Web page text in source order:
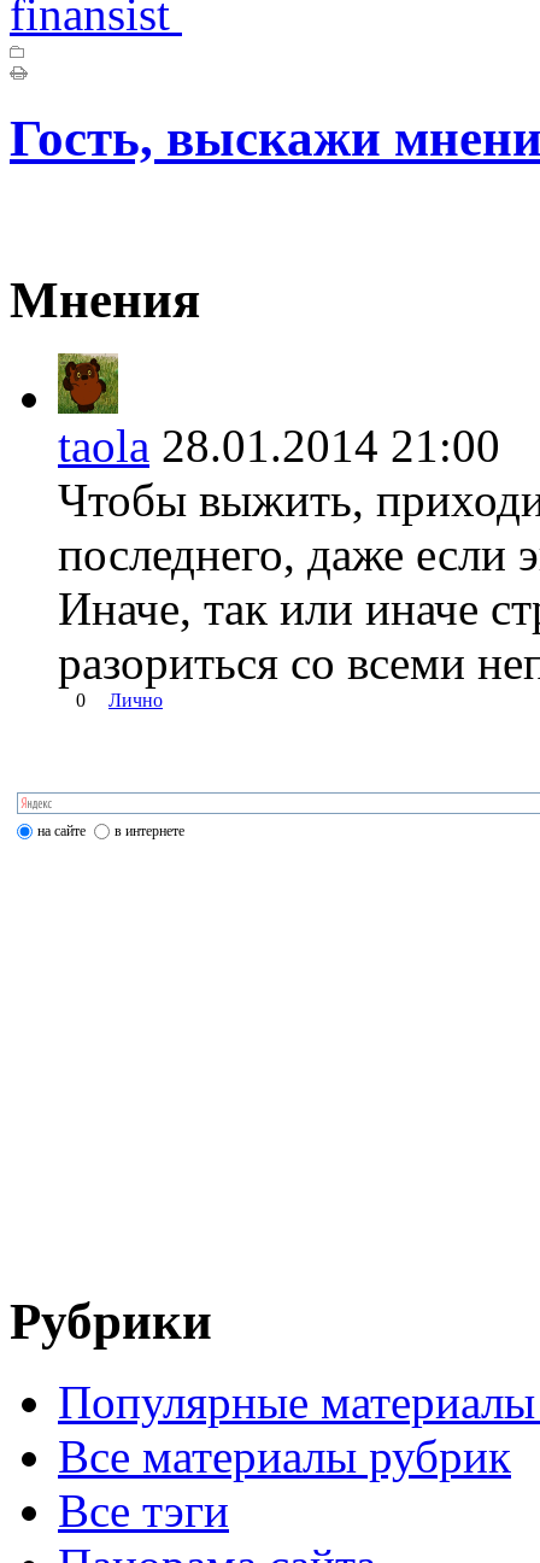
finansist
Гость, выскажи
Мнения
taola 28.01.2014
Чтобы выжить,
последнего, даже
Иначе, так или иначе
разориться со всеми
0 Лично
на сайте в интернете
Рубрики
Популярные
Все материалы рубрик
Все тэги